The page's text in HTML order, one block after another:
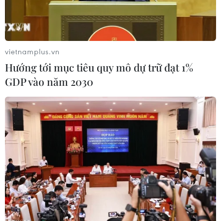
Người dân cần chủ động phòng, chống dịch bệnh truyền nhiễm
khi thời tiết giao mùa. (Ảnh: Minh Quyết/TTXVN)
Thời gian gần đây, số trường hợp mắc bệnh sốt
xuất huyết liên tục gia tăng tại nhiều tỉnh, thành
phố.
vietnamplus.vn
Hướng tới mục tiêu quy mô dự trữ đạt 1%
GDP vào năm 2030